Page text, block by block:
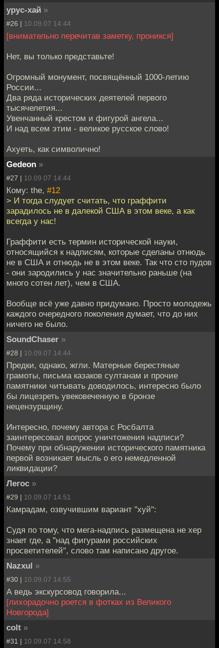
урус-хай »
#26 | 10.09.07 14:44
[внимательно перечитав заметку, проникся]
Нет, вы только представьте!
Огромный монумент, посвящённый 1000-летию
России...
Два ряда исторических деятелей первого
тысячелетия...
Увенчанный крестом и фигурой ангела...
И над всем этим - великое русское слово!
Ахуеть, как символично!
Gedeon »
#27 | 10.09.07 14:44
Кому: the, #12
> И тогда слудует считать, что граффити
зарадилось не в далекой США в этом веке, а как
всегда у нас!
Граффити есть термин исторической науки,
относящийся к надписям, которые сделаны отнюдь
не в США и отнюдь не в этом веке. Так что сто пудов
- они зародились у нас значительно раньше (на
много сотен лет), чем в США.
Вообще всё уже давно придумано. Просто молодежь
каждого очередного поколения думает, что до них
ничего не было.
SoundChaser »
#28 | 10.09.07 14:44
Предки, однако, жгли. Матерные берестяные
грамоты, письма казаков султанам и прочие
памятники читывать доводилось, интересно было
бы лицезреть увековеченную в бронзе
нецензурщину.
Интересно, почему автора с Росбалта
заинтересовал вопрос уничтожения надписи?
Почему при обнаружении исторического памятника
первой возникает мысль о его немедленной
ликвидации?
Легос »
#29 | 10.09.07 14:51
Камрадам, озвучившим вариант "хуй":
Судя по тому, что мега-надпись размещена не хер
знает где, а "над фигурами российских
просветителей", слово там написано другое.
Nazxul »
#30 | 10.09.07 14:55
А ведь экскурсовод говорила...
[лихорадочно роется в фотках из Великого
Новгорода]
colt »
#31 | 10.09.07 14:58